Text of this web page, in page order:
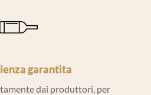
garantita
dai produttori, per